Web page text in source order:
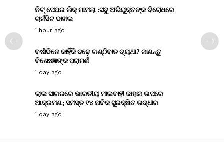
ନିଟ୍ ପେପର ଲିକ୍ ମାମଲା :ସବୁ ଅଭିଯୁକ୍ତଙ୍କ ବିରୋଧରେ
ଚାର୍ଜସିଟ ଦାଖଲ
1 hour ago
ବର୍ଷାଦିନେ କାହିଁକି ବଢ଼େ ଗଣ୍ଠିବାତ ବ୍ୟଥା? ଜାଣନ୍ତୁ
ବିଶେଷଜ୍ଞଙ୍କ ପରାମର୍ଶ
1 day ago
ଲାଲ ସାଗରରେ ଭାରତୀୟ ମାଲବାହୀ ଜାହାଜ ଉପରେ
ଆକ୍ରମଣ; ସମସ୍ତ ୧୪ ନାବିକ ସୁରକ୍ଷିତ ଉଦ୍ଧାର
1 day ago